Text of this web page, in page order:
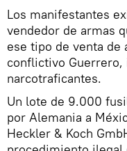
Los manifestantes
vendedor de armas
ese tipo de venta de
conflictivo
narcotraficantes.
Un lote de 9.000
por Alemania a
Heckler & Koch